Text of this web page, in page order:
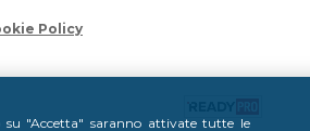
su "Accetta" saranno attivate tutte le
Policy